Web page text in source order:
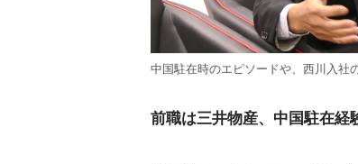
中国駐在時のエピソードや、西川入社
前職は三井物産、中国駐在経